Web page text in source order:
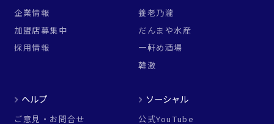
企業情報
加盟店募集中
採用情報
養老乃瀧
だんまや水産
一軒め酒場
韓激
ヘルプ
ご意見・お問合せ
ソーシャル
公式YouTube